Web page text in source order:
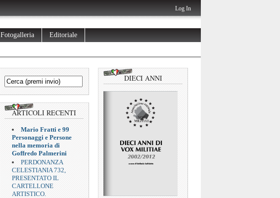
Log In
Fotogalleria Editoriale
ARTICOLI RECENTI
Mario Fratti e 99
Personaggi e Persone
nella memoria di
Goffredo Palmerini
PERDONANZA
CELESTIANIA 732,
PRESENTATO IL
CARTELLONE
ARTISTICO.
DIECI ANNI